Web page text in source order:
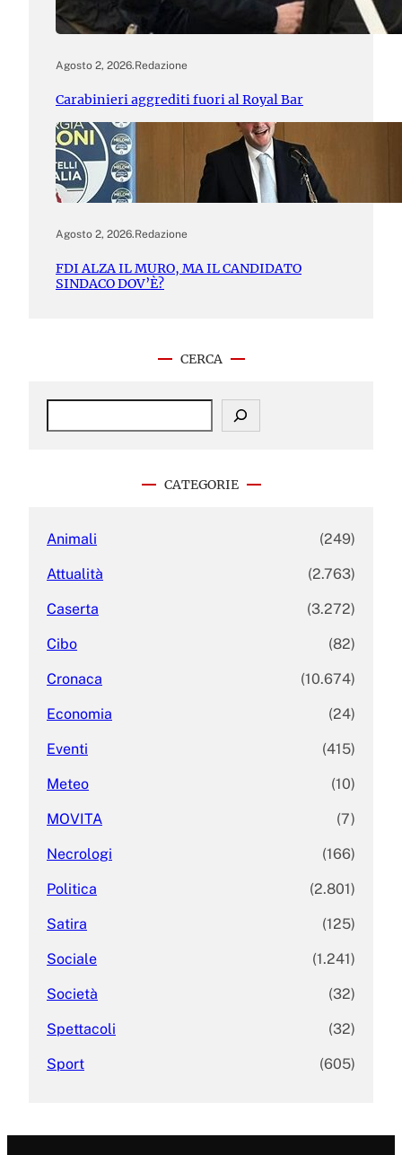
Agosto 2, 2026.Redazione
Carabinieri aggrediti fuori al Royal Bar
Agosto 2, 2026.Redazione
FDI ALZA IL MURO, MA IL CANDIDATO
SINDACO DOV’È?
CERCA
S
CATEGORIE
Animali (249)
Attualità (2.763)
Caserta (3.272)
Cibo (82)
Cronaca (10.674)
Economia (24)
Eventi (415)
Meteo (10)
MOVITA (7)
Necrologi (166)
Politica (2.801)
Satira (125)
Sociale (1.241)
Società (32)
Spettacoli (32)
Sport (605)